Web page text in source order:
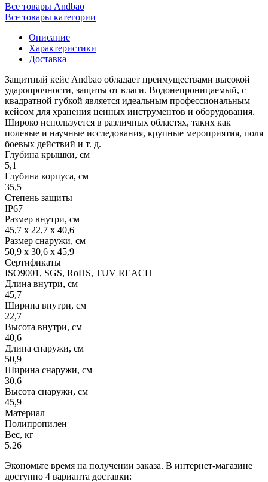
Все товары Andbao
Все товары категории
Описание
Характеристики
Доставка
Защитный кейс Andbao обладает преимуществами высокой
ударопрочности, защиты от влаги. Водонепроницаемый, с
квадратной губкой является идеальным профессиональным
кейсом для хранения ценных инструментов и оборудования.
Широко используется в различных областях, таких как
полевые и научные исследования, крупные мероприятия, поля
боевых действий и т. д.
Глубина крышки, см
5,1
Глубина корпуса, см
35,5
Степень защиты
IP67
Размер внутри, см
45,7 x 22,7 x 40,6
Размер снаружи, см
50,9 x 30,6 x 45,9
Сертификаты
ISO9001, SGS, RoHS, TUV REACH
Длина внутри, см
45,7
Ширина внутри, см
22,7
Высота внутри, см
40,6
Длина снаружи, см
50,9
Ширина снаружи, см
30,6
Высота снаружи, см
45,9
Материал
Полипропилен
Вес, кг
5.26
Экономьте время на получении заказа. В интернет-магазине
доступно 4 варианта доставки: